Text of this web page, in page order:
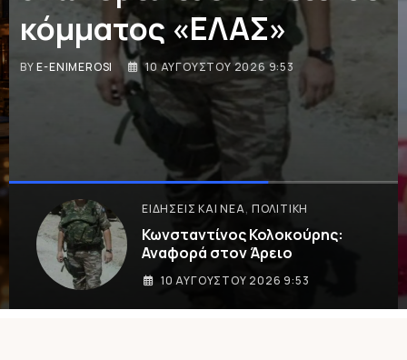
ΣΥΜΒΟΥΛΈΣ ΔΙΑΤΡΟΦΉΣ
Ο «Μύθος» των αυγών για
10 ΑΥΓΟΎΣΤΟΥ 2026 9:03